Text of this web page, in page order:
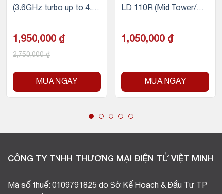
(3.6GHz turbo up to 4.3
Intel LGA 1200
1,950,000 ₫
2,750,000₫
MUA NGAY
LD 110R (Mid Tower/Mà
1,050,000 ₫
MUA NGAY
CÔNG TY TNHH THƯƠNG MẠI ĐIỆN TỬ VIỆT MINH
Mã số thuế: 0109791825 do Sở Kế Hoạch & Đầu Tư TP